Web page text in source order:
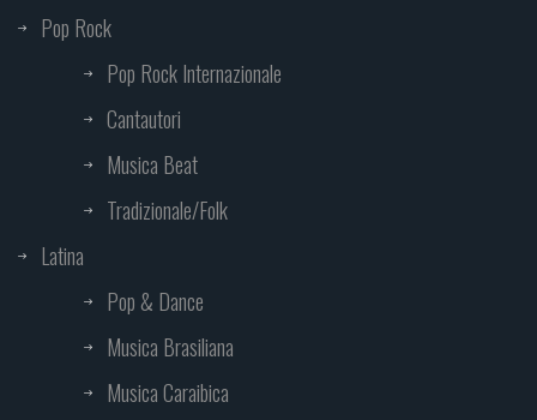
Pop Rock
Pop Rock Internazionale
Cantautori
Musica Beat
Tradizionale/Folk
Latina
Pop & Dance
Musica Brasiliana
Musica Caraibica